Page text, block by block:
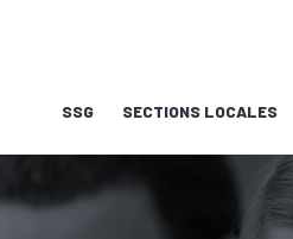
SSG SECTIONS LOCALES